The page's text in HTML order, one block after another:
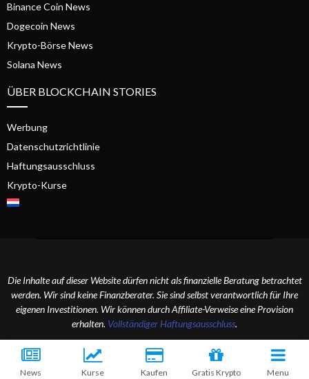
Binance Coin News
Dogecoin News
Krypto-Börse News
Solana News
ÜBER BLOCKCHAIN STORIES
Werbung
Datenschutzrichtlinie
Haftungsausschluss
Krypto-Kurse
Die Inhalte auf dieser Website dürfen nicht als finanzielle Beratung betrachtet
werden. Wir sind keine Finanzberater. Sie sind selbst verantwortlich für Ihre
eigenen Investitionen. Wir können durch Affiliate-Verweise eine Provision
erhalten. Vollständiger Haftungsausschluss.
2024 Blockchain Stories. Alle Rechte vorbehalten.
News Kurse Kaufen Gratis Krypto Menu